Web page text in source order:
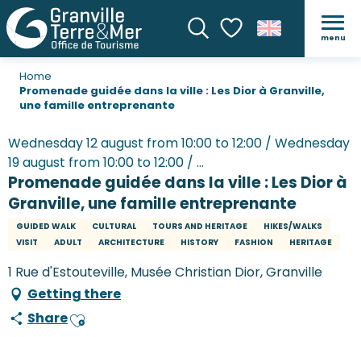
SearchVoir les favoris
menu
Home
Promenade guidée dans la ville : Les Dior à Granville,
une famille entreprenante
Wednesday 12 august from 10:00 to 12:00 / Wednesday
19 august from 10:00 to 12:00 / ...
Promenade guidée dans la ville : Les Dior à
Granville, une famille entreprenante
GUIDED WALK CULTURAL TOURS AND HERITAGE
HIKES/WALKS
VISIT
ADULT ARCHITECTURE HISTORY FASHION HERITAGE
1 Rue d'Estouteville, Musée Christian Dior, Granville
Getting there
ShareAjouter aux favoris